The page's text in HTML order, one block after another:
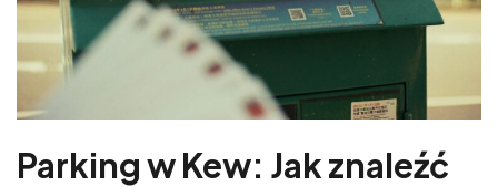
Parking w Kew: Jak znaleźć